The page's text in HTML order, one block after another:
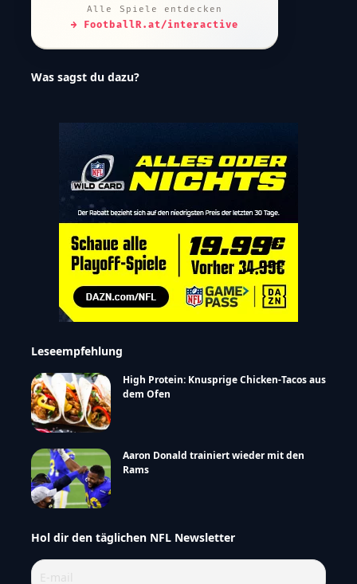
Alle Spiele entdecken
→ FootballR.at/interactive
Was sagst du dazu?
Leseempfehlung
High Protein: Knusprige Chicken-Tacos aus
dem Ofen
Aaron Donald trainiert wieder mit den
Rams
Hol dir den täglichen NFL Newsletter